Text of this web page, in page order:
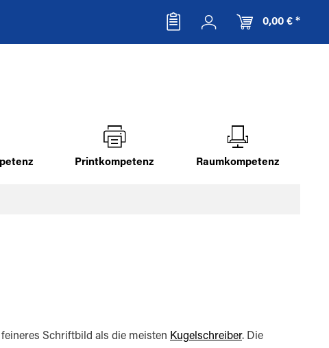
0,00 € *
Printkompetenz Raumkompetenz
Schriftbild als die meisten Kugelschreiber. Die